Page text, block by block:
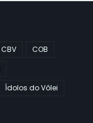
CBV
COB
Ídolos do Vôlei